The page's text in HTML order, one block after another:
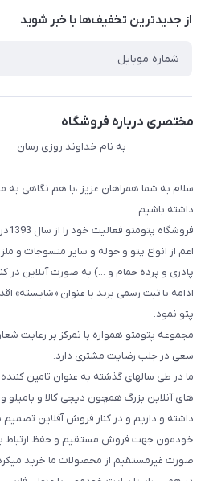
درباره ما
راهنما
از جدید‌ترین تخفیف‌ها با‌ خبر شوید
مختصری درباره فروشگاه
به نام خداوند روزی رسان
سلام به شما همراهان عزیز ،با هم نگاهی به
داشته باشیم.
اعم از انواع پتو و حوله و سایر منسوجات و
پادری و پرده حمام و ...) به صورت آنلاین در
ادامه با ثبت رسمی برند با عنوان «شایسته»
پتو نمود.
مجموعه پتومتو همواره با تمرکز بر رعایت
سعی در جلب رضایت مشتری دارد.
ما در طی سالهای گذشته به عنوان تامین
های آنلاین بزرگ همچون دیجی کالا و
داشته و داریم و در کنار فروش آفلاین تصمیم
خودمون جهت فروش مستقیم و حفظ ارتباط با
صورت غیرمستقیم از محصولات ما خرید